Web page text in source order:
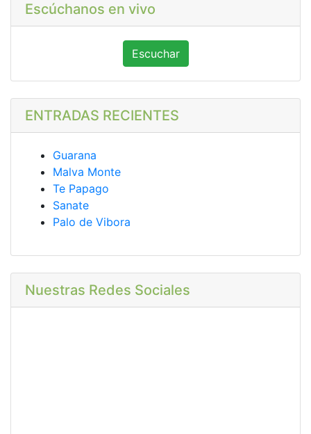
Escúchanos en vivo
Escuchar
ENTRADAS RECIENTES
Guarana
Malva Monte
Te Papago
Sanate
Palo de Vibora
Nuestras Redes Sociales